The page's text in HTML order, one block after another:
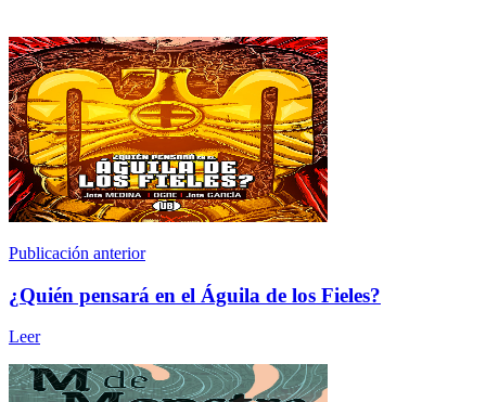
Publicación anterior
¿Quién pensará en el Águila de los Fieles?
Leer